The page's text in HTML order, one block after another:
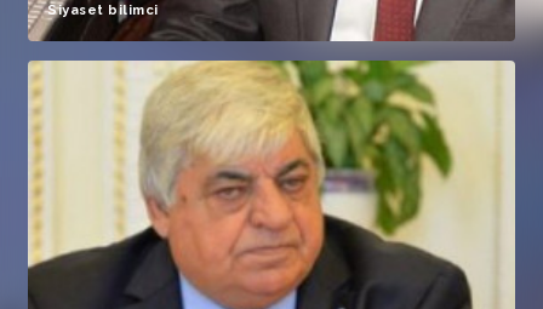
Siyaset bilimci